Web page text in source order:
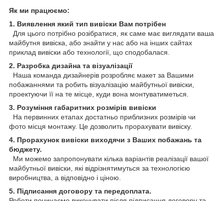
Як ми працюємо:
1. Виявлення який тип вивіски Вам потрібен
Для цього потрібно розібратися, як саме має виглядати ваша
майбутня вивіска, або знайти у нас або на інших сайтах
приклад вивіски або технології, що сподобалася.
2. Разробка дизайна та візуалізації
Наша команда дизайнерів розробляє макет за Вашими
побажаннями та робить візуалізацію майбутньої вивіски,
проектуючи її на те місце, куди вона монтуватиметься.
3. Розуміння габаритних розмірів вивіски
На первинних етапах достатньо приблизних розмірів чи
фото місця монтажу. Це дозволить прорахувати вивіску.
4. Прорахунок вивіски виходячи з Ваших побажань та
бюджету.
Ми можемо запропонувати кілька варіантів реалізації вашої
майбутньої вивіски, які відрізнятимуться за технологією
виробництва, а відповідно і ціною.
5. Підписання договору та передоплата.